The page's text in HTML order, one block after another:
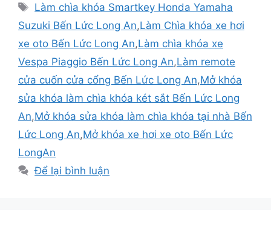
Làm chìa khóa Smartkey Honda Yamaha
Suzuki Bến Lức Long An,Làm Chìa khóa xe hơi
xe oto Bến Lức Long An,Làm chìa khóa xe
Vespa Piaggio Bến Lức Long An,Làm remote
cửa cuốn cửa cổng Bến Lức Long An,Mở khóa
sửa khóa làm chìa khóa két sắt Bến Lức Long
An,Mở khóa sửa khóa làm chìa khóa tại nhà Bến
Lức Long An,Mở khóa xe hơi xe oto Bến Lức
LongAn
Để lại bình luận